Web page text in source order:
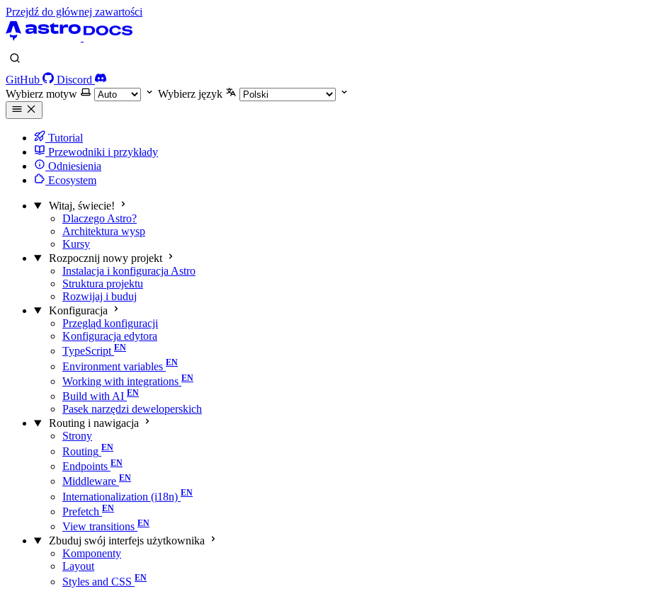
Przejdź do głównej zawartości
GitHub
Discord
Wybierz motyw
Wybierz język
Tutorial
Przewodniki i przykłady
Odniesienia
Ecosystem
Witaj, świecie!
Dlaczego Astro?
Architektura wysp
Kursy
Rozpocznij nowy projekt
Instalacja i konfiguracja Astro
Struktura projektu
Rozwijaj i buduj
Konfiguracja
Przegląd konfiguracji
Konfiguracja edytora
TypeScript
Environment variables
Working with integrations
Build with AI
Pasek narzędzi deweloperskich
Routing i nawigacja
Strony
Routing
Endpoints
Middleware
Internationalization (i18n)
Prefetch
View transitions
Zbuduj swój interfejs użytkownika
Komponenty
Layout
Styles and CSS